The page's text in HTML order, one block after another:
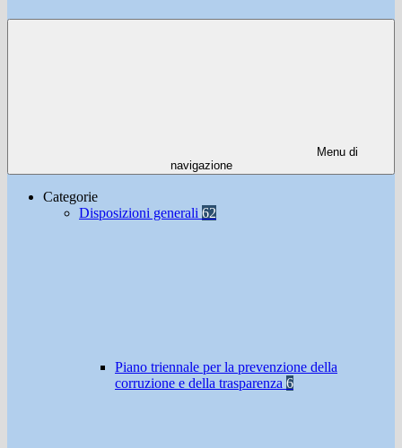
Menu di
navigazione
Categorie
Disposizioni generali 62
Piano triennale per la prevenzione della
corruzione e della trasparenza 6